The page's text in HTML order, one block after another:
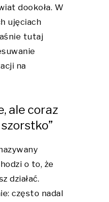
dookoła. W
ujęciach
tutaj
na
ale coraz
o to, że
działać.
często nadal